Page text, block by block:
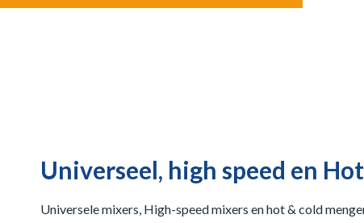
Universeel, high speed en
Universele mixers, High-speed mixers en hot & cold